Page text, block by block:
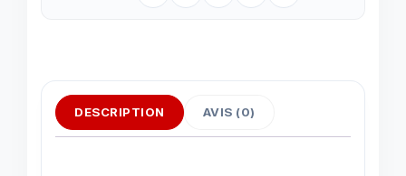
DESCRIPTION AVIS (0)